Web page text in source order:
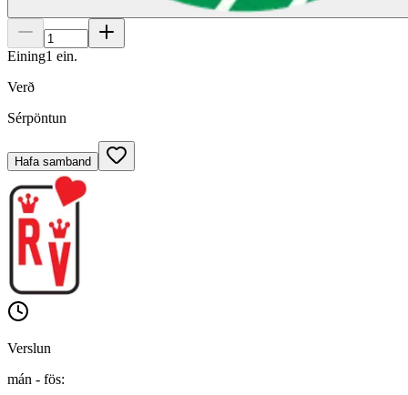
Eining1 ein.
Verð
Sérpöntun
Hafa samband
Verslun
mán - fös: